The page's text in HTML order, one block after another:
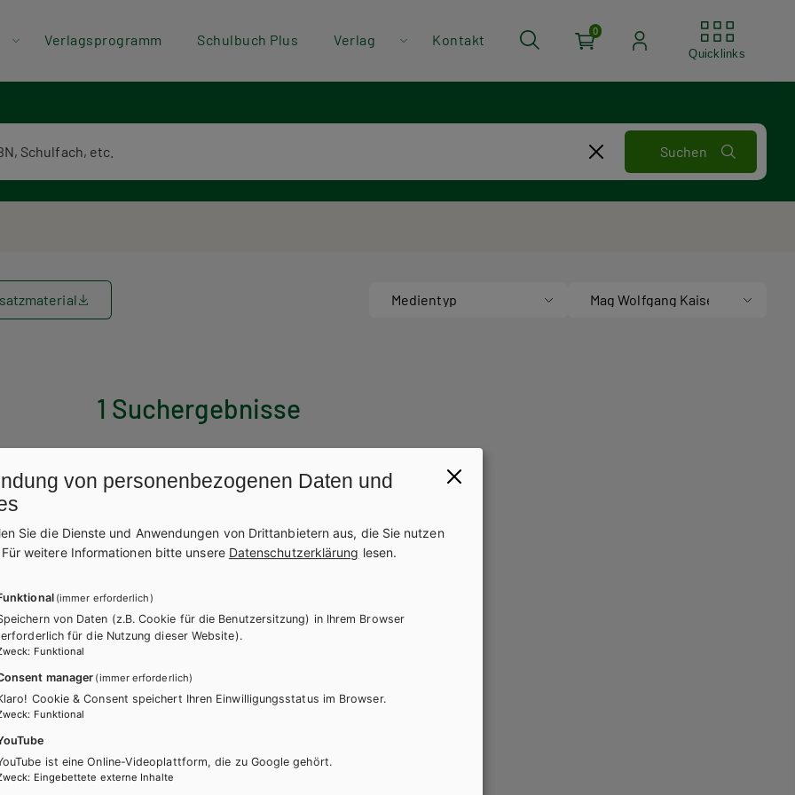
Verlagsprogramm Schulbuch Plus Verlag Kontakt
0
Quicklinks
1 Suchergebnisse
von personenbezogenen Daten und
Sie die Dienste und Anwendungen von Drittanbietern aus, die Sie nutzen
Für weitere Informationen bitte unsere Datenschutzerklärung lesen.
(immer erforderlich)
von Daten (z.B. Cookie für die Benutzersitzung) in Ihrem Browser
für die Nutzung dieser Website).
: Funktional
manager (immer erforderlich)
Cookie & Consent speichert Ihren Einwilligungsstatus im Browser.
: Funktional
ist eine Online-Videoplattform, die zu Google gehört.
: Eingebettete externe Inhalte